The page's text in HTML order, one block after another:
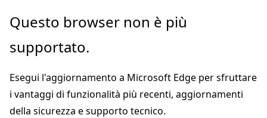
Ignora
passa
contenuto
principale
Questo browser non è più
supportato.
Esegui l'aggiornamento a Microsoft Edge per sfruttare
i vantaggi di funzionalità più recenti, aggiornamenti
della sicurezza e supporto tecnico.